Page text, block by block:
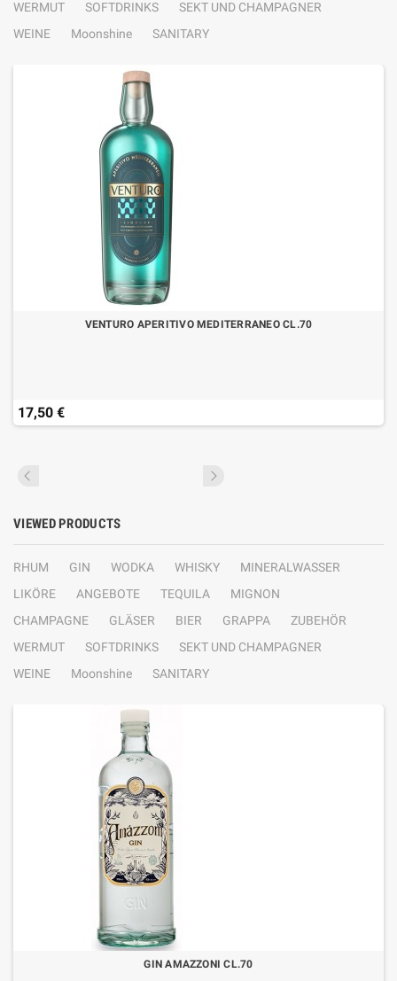
WERMUT SOFTDRINKS
SEKT UND CHAMPAGNER
WEINE
Moonshine SANITARY
VENTURO APERITIVO MEDITERRANEO CL.70
17,50 €
VIEWED PRODUCTS
RHUM GIN WODKA WHISKY
MINERALWASSER
LIKÖRE
ANGEBOTE TEQUILA
MIGNON
CHAMPAGNE
GLÄSER BIER GRAPPA
ZUBEHÖR
WERMUT
SOFTDRINKS
SEKT UND CHAMPAGNER
WEINE
Moonshine SANITARY
GIN AMAZZONI CL.70